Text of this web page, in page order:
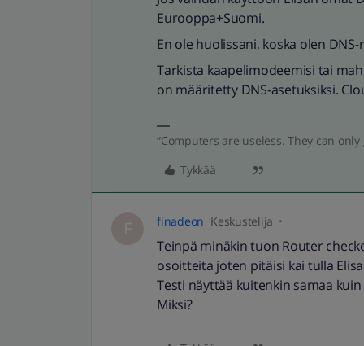
Eurooppa+Suomi.
En ole huolissani, koska olen
Tarkista kaapelimodeemisi tai
on määritetty DNS-asetuksiksi.
“Computers are useless. They can
Tykkää
F finadeon Keskustelija
Teinpä minäkin tuon Router
osoitteita joten pitäisi kai tulla
Testi näyttää kuitenkin samaa
Miksi?